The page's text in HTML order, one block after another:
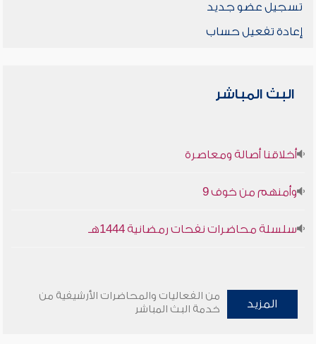
تسجيل عضو جديد
إعادة تفعيل حساب
البث المباشر
أخلاقنا أصالة ومعاصرة
وأمنهم من خوف 9
سلسلة محاضرات نفحات رمضانية 1444هـ
المزيد
من الفعاليات والمحاضرات الأرشيفية من
خدمة البث المباشر